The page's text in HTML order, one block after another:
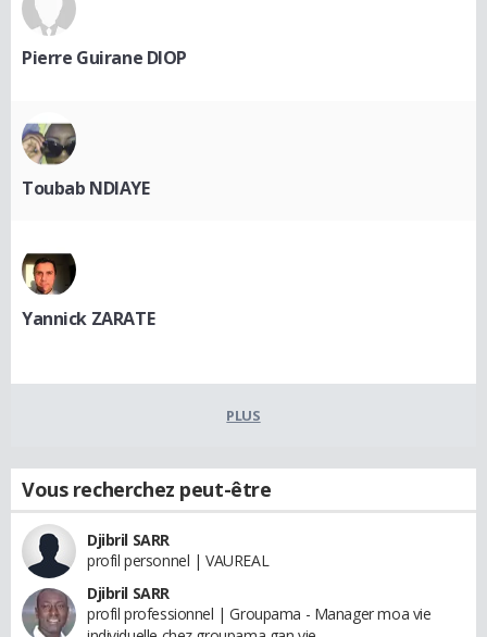
Pierre Guirane DIOP
Toubab NDIAYE
Yannick ZARATE
PLUS
Vous recherchez peut-être
Djibril SARR
profil personnel | VAUREAL
Djibril SARR
profil professionnel | Groupama - Manager moa vie